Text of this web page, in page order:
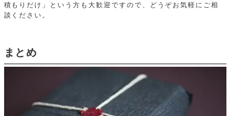
積もりだけ」という方も大歓迎ですので、どうぞお気軽にご相
談ください。
まとめ